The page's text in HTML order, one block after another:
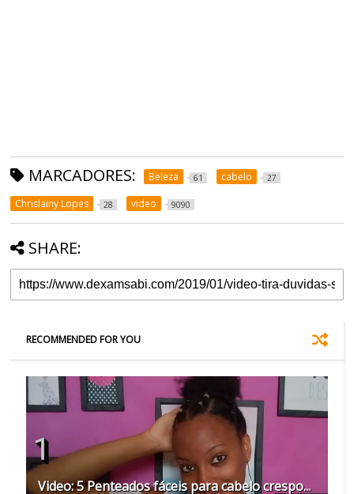
MARCADORES: Beleza 61 cabelo 27
Chrislainy Lopes 28 video 9090
SHARE:
RECOMMENDED FOR YOU
Video: 5 Penteados fáceis para cabelo crespo...